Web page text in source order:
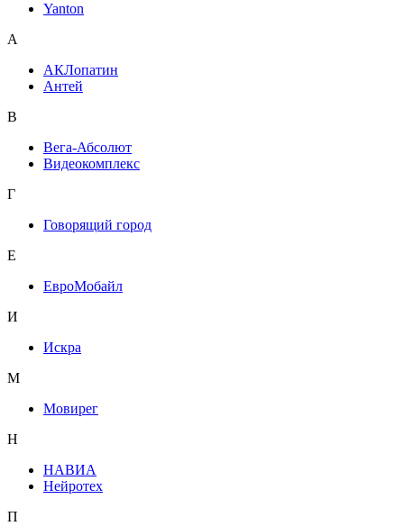
Yanton
А
АКЛопатин
Антей
В
Вега-Абсолют
Видеокомплекс
Г
Говорящий город
Е
ЕвроМобайл
И
Искра
М
Мовирег
Н
НАВИА
Нейротех
П